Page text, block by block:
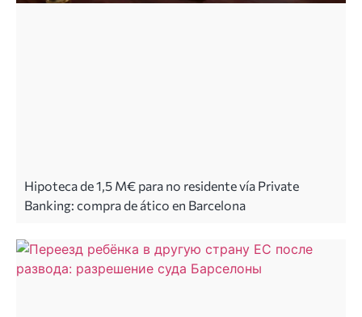
Hipoteca de 1,5 M€ para no residente vía Private
Banking: compra de ático en Barcelona